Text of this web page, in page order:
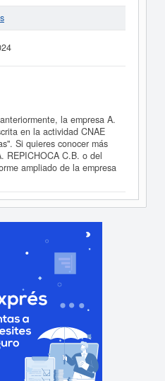
la empresa A.
en la actividad CNAE
Si quieres conocer más
REPICHOCA C.B. o del
ampliado de la empresa